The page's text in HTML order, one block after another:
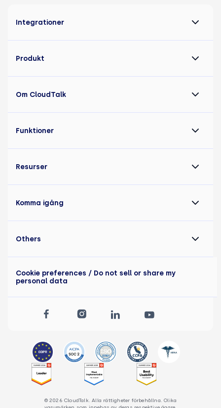
Integrationer
Produkt
Om CloudTalk
Funktioner
Resurser
Komma igång
© 2026 CloudTalk. Alla rättigheter förbehållna. Olika
Others
Cookie preferences / Do not sell or share my
personal data